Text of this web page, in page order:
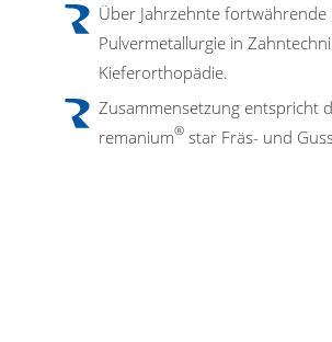
Über Jahrzehnte
Pulvermetallurgie in
Kieferorthopädie.
Zusammensetzung entspricht
remanium® star Fräs- und